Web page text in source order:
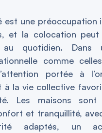
est une préoccupation
et la colocation
au quotidien. Dans
comme
portée à
à la vie collective
Les maisons sont
et tranquillité,
adaptés, un